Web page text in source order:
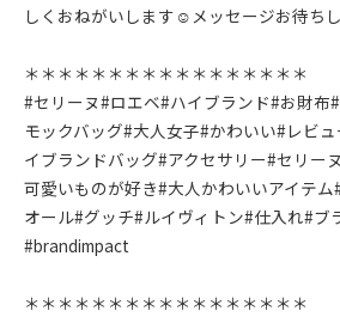
しくおねがいします☺︎メッセージお待ち
＊＊＊＊＊＊＊＊＊＊＊＊＊＊＊＊＊
#セリーヌ#ロエベ#ハイブランド#お財布
モックバッグ#大人女子#かわいい#レビ
イブランドバッグ#アクセサリー#セリー
可愛いものが好き#大人かわいいアイテム
オール#グッチ#ルイヴィトン#仕入れ#ブ
#brandimpact
＊＊＊＊＊＊＊＊＊＊＊＊＊＊＊＊＊